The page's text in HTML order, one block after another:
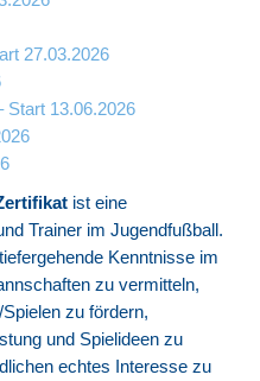
27.03.2026
Start 13.06.2026
ist eine
Trainer im Jugendfußball.
Kenntnisse im
zu vermitteln,
zu fördern,
und Spielideen zu
echtes Interesse zu